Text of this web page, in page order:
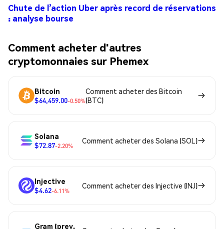
Chute de l’action Uber après record de réservations
: analyse bourse
Comment acheter d'autres
cryptomonnaies sur Phemex
Bitcoin
$64,459.00-0.50%
Comment acheter des Bitcoin
(BTC)
Solana
$72.87-2.20%
Comment acheter des Solana (SOL)
Injective
$4.62-6.11%
Comment acheter des Injective (INJ)
Gram (prev.